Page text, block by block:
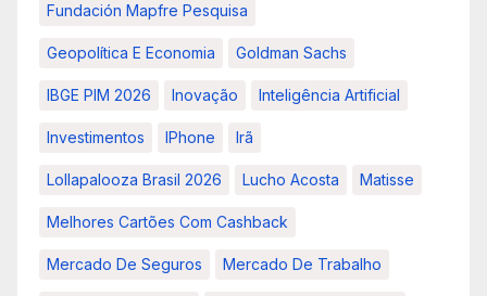
Fundación Mapfre Pesquisa
Geopolítica E Economia Goldman Sachs
IBGE PIM 2026 Inovação Inteligência Artificial
Investimentos IPhone Irã
Lollapalooza Brasil 2026 Lucho Acosta Matisse
Melhores Cartões Com Cashback
Mercado De Seguros Mercado De Trabalho